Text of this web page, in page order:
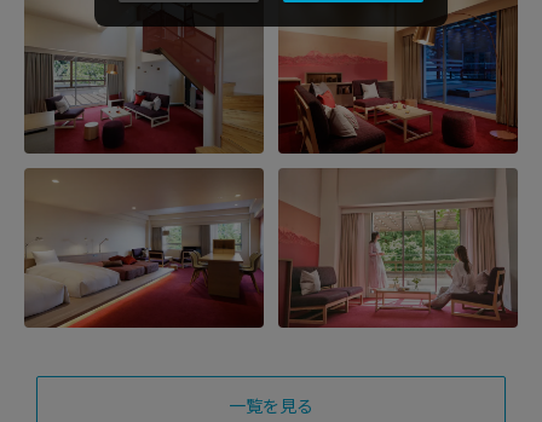
一覧を見る